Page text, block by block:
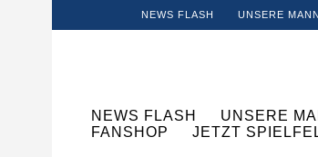
NEWS FLASH UNSERE
NEWS FLASH UNSERE
FANSHOP
JETZT